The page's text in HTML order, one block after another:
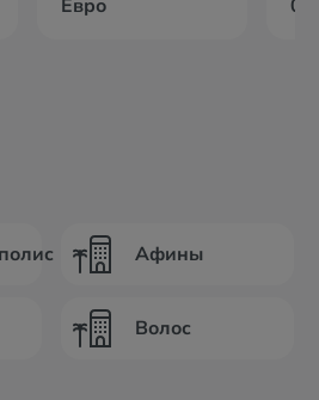
Евро
Афины
Волос